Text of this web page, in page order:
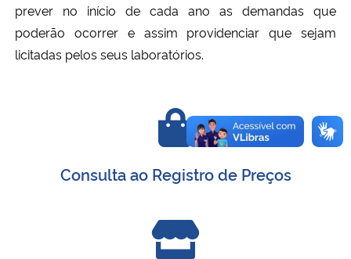
prever no início de cada ano as demandas que
poderão ocorrer e assim providenciar que sejam
licitadas pelos seus laboratórios.
Consulta ao Registro de Preços